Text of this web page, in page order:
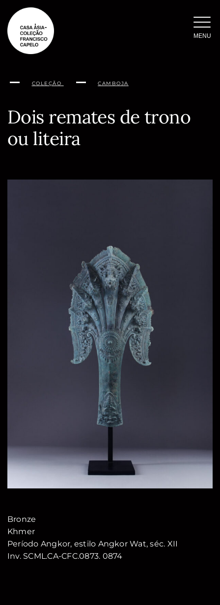
para
conteúdo
MENU
COLEÇÃO CAMBOJA
Dois remates de trono
ou liteira
página
Bronze
Khmer
Período Angkor, estilo Angkor Wat, séc. XII
Inv. SCML.CA-CFC.0873. 0874